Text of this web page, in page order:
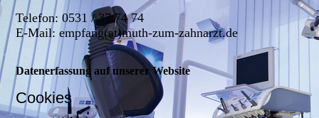
Telefon: 0531 / 37 74 74
E-Mail: empfang(at)muth-zum-zahnarzt.de
Datenerfassung auf unserer Website
Cookies